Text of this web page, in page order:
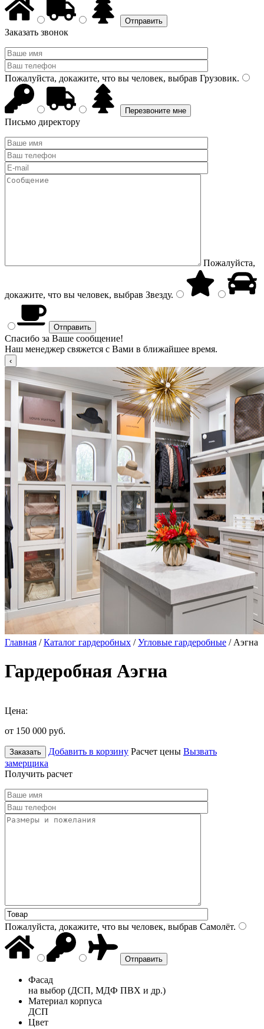
Заказать звонок
Пожалуйста, докажите, что вы человек, выбрав Грузовик.
Письмо директору
Пожалуйста,
докажите, что вы человек, выбрав Звезду.
Спасибо за Ваше сообщение!
Наш менеджер свяжется с Вами в ближайшее время.
Главная /Каталог гардеробных /Угловые гардеробные / Аэгна
Гардеробная Аэгна
Цена:
от 150 000 руб.
Заказать Добавить в корзину Расчет цены Вызвать
замерщика
Получить расчет
Пожалуйста, докажите, что вы человек, выбрав Самолёт.
Фасад
на выбор (ДСП, МДФ ПВХ и др.)
Материал корпуса
ДСП
Цвет